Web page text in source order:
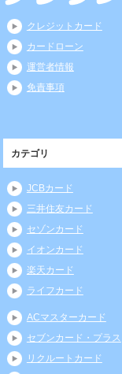
クレジットカード
カードローン
運営者情報
免責事項
カテゴリ
JCBカード
三井住友カード
セゾンカード
イオンカード
楽天カード
ライフカード
ACマスターカード
セブンカード・プラス
リクルートカード